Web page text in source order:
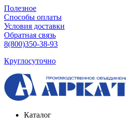
Полезное
Способы оплаты
Условия доставки
Обратная связь
8(800)350-38-93
Круглосуточно
Каталог